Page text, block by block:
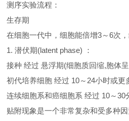
测序实验流程：
生存期
在细胞一代中，细胞能倍增3～6次
1. 潜伏期(latent phase) ：
接种 经过 悬浮期(细胞质回缩,胞体呈
初代培养细胞 经过 10～24小时或更
连续细胞系和癌细胞系 经过 10～30
贴附现象是一个非常复杂和受多种因